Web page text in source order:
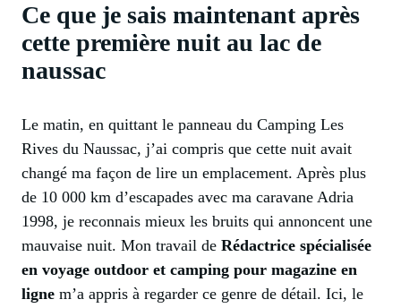
Ce que je sais maintenant après
cette première nuit au lac de
naussac
Le matin, en quittant le panneau du Camping Les
Rives du Naussac, j’ai compris que cette nuit avait
changé ma façon de lire un emplacement. Après plus
de 10 000 km d’escapades avec ma caravane Adria
1998, je reconnais mieux les bruits qui annoncent une
mauvaise nuit. Mon travail de Rédactrice spécialisée
en voyage outdoor et camping pour magazine en
ligne m’a appris à regarder ce genre de détail. Ici, le